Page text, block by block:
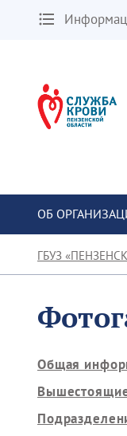
ОБ
ГБУЗ
Общая